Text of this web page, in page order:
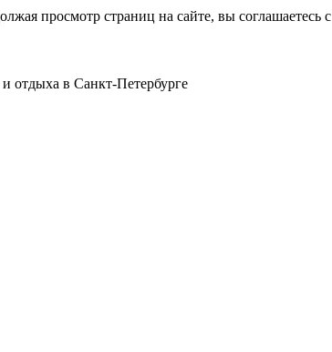
просмотр страниц на сайте, вы соглашаетесь с
отдыха в Санкт‑Петербурге